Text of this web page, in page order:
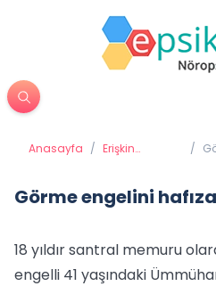
Anasayfa / Erişkin
/
Görme engelini
18 yıldır santral memuru
engelli 41 yaşındaki